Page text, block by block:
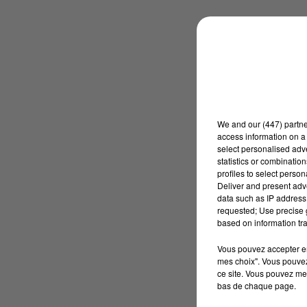
We and our (447)
access information on
select personalised
statistics or
profiles to select
Deliver and present
data such as IP
requested; Use precise
based on information
Vous pouvez accepter
mes choix". Vous
ce site. Vous pouvez
bas de chaque page.